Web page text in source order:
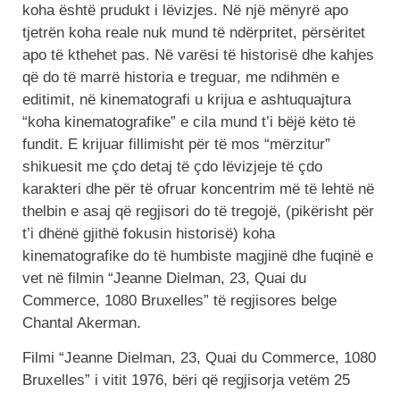
koha është prudukt i lëvizjes. Në një mënyrë apo
tjetrën koha reale nuk mund të ndërpritet, përsëritet
apo të kthehet pas. Në varësi të historisë dhe kahjes
që do të marrë historia e treguar, me ndihmën e
editimit, në kinematografi u krijua e ashtuquajtura
“koha kinematografike” e cila mund t’i bëjë këto të
fundit. E krijuar fillimisht për të mos “mërzitur”
shikuesit me çdo detaj të çdo lëvizjeje të çdo
karakteri dhe për të ofruar koncentrim më të lehtë në
thelbin e asaj që regjisori do të tregojë, (pikërisht për
t’i dhënë gjithë fokusin historisë) koha
kinematografike do të humbiste magjinë dhe fuqinë e
vet në filmin “Jeanne Dielman, 23, Quai du
Commerce, 1080 Bruxelles” të regjisores belge
Chantal Akerman.
Filmi “Jeanne Dielman, 23, Quai du Commerce, 1080
Bruxelles” i vitit 1976, bëri që regjisorja vetëm 25